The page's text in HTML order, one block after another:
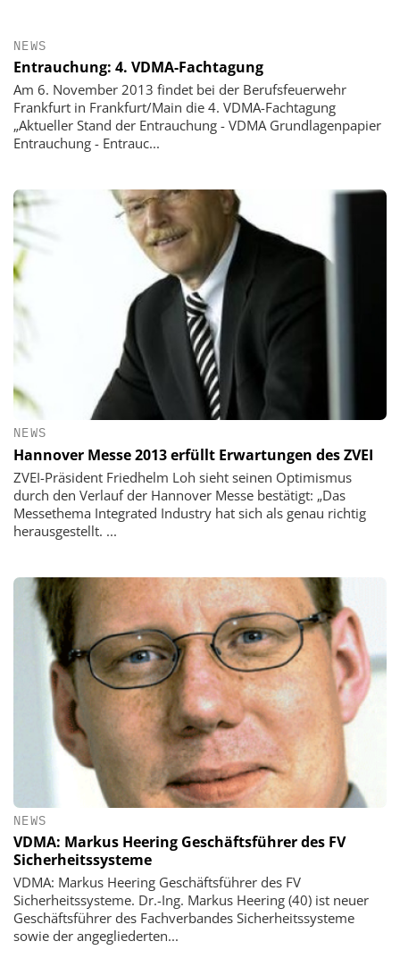
NEWS
Entrauchung: 4. VDMA-Fachtagung
Am 6. November 2013 findet bei der Berufsfeuerwehr
Frankfurt in Frankfurt/Main die 4. VDMA-Fachtagung
„Aktueller Stand der Entrauchung - VDMA Grundlagenpapier
Entrauchung - Entrauc...
NEWS
Hannover Messe 2013 erfüllt Erwartungen des ZVEI
ZVEI-Präsident Friedhelm Loh sieht seinen Optimismus
durch den Verlauf der Hannover Messe bestätigt: „Das
Messethema Integrated Industry hat sich als genau richtig
herausgestellt. ...
NEWS
VDMA: Markus Heering Geschäftsführer des FV
Sicherheitssysteme
VDMA: Markus Heering Geschäftsführer des FV
Sicherheitssysteme. Dr.-Ing. Markus Heering (40) ist neuer
Geschäftsführer des Fachverbandes Sicherheitssysteme
sowie der angegliederten...